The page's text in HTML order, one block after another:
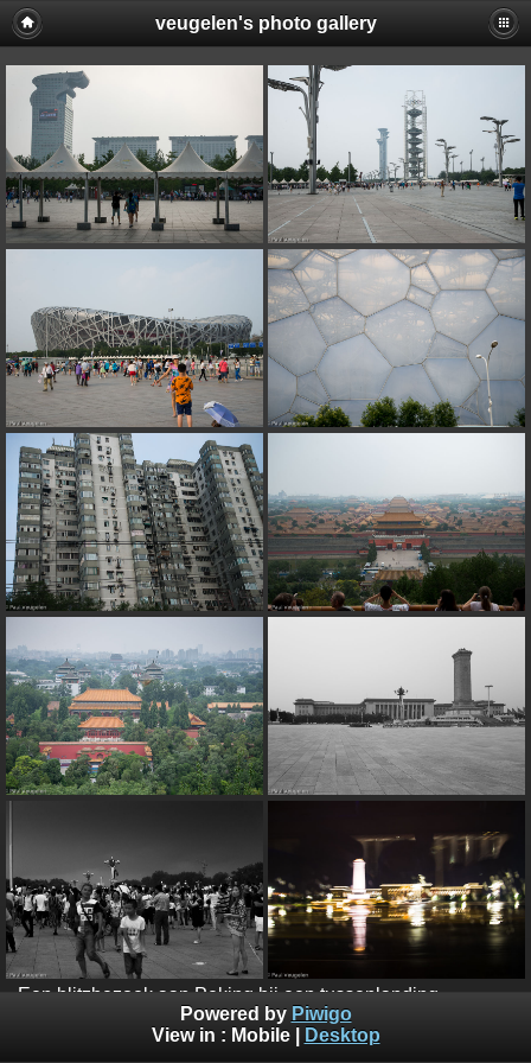
veugelen's photo gallery
Een blitzbezoek aan Peking bij een tussenlanding
onderweg naar huis - juli 2015
Powered by Piwigo
View in : Mobile| Desktop